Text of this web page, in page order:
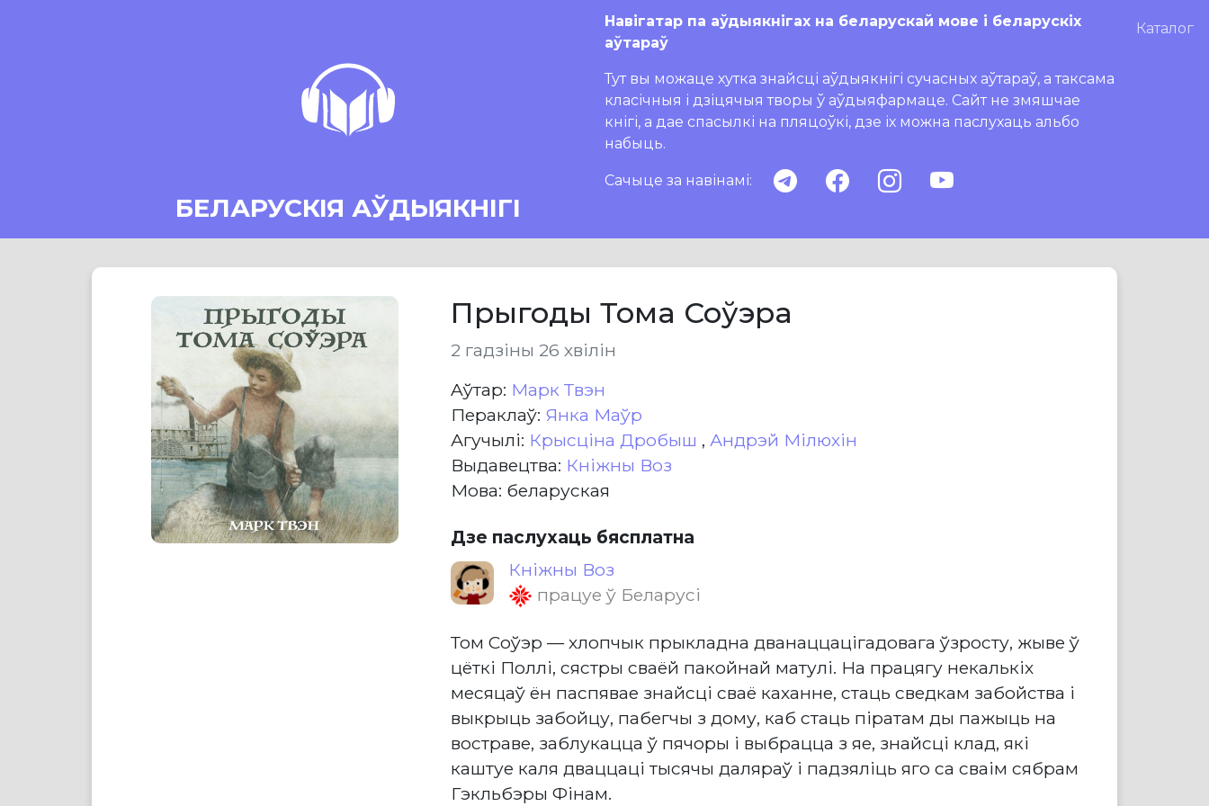
БЕЛАРУСКІЯ АЎДЫЯКНІГІ
Навігатар па аўдыякнігах на беларускай мове і беларускіх
аўтараў
Тут вы можаце хутка знайсці аўдыякнігі сучасных аўтараў, а таксама
класічныя і дзіцячыя творы ў аўдыяфармаце. Сайт не змяшчае
кнігі, а дае спасылкі на пляцоўкі, дзе іх можна паслухаць альбо
набыць.
Сачыце за навінамі:
Каталог
Прыгоды Тома Соўэра
2 гадзіны 26 хвілін
Aўтар: Марк Твэн
Пераклаў: Янка Маўр
Агучылі: Крысціна Дробыш , Андрэй Мілюхін
Выдавецтва: Кніжны Воз
Мова: беларуская
Дзе паслухаць бясплатна
Кніжны Воз
працуе ў Беларусі
Том Соўэр — хлопчык прыкладна дванаццацігадовага ўзросту, жыве ў
цёткі Поллі, сястры сваёй пакойнай матулі. На працягу некалькіх
месяцаў ён паспявае знайсці сваё каханне, стаць сведкам забойства і
выкрыць забойцу, пабегчы з дому, каб стаць піратам ды пажыць на
востраве, заблукацца ў пячоры і выбрацца з яе, знайсці клад, які
каштуе каля дваццаці тысячы даляраў і падзяліць яго са сваім сябрам
Гэкльбэры Фінам.